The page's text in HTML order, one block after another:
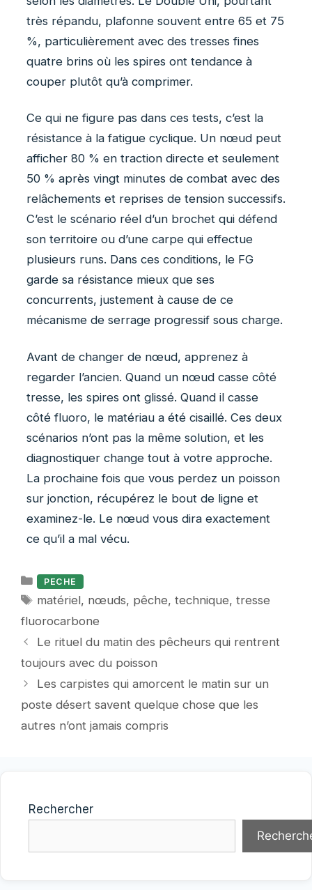
très répandu, plafonne souvent entre 65 et 75
%, particulièrement avec des tresses fines
quatre brins où les spires ont tendance à
couper plutôt qu’à comprimer.
Ce qui ne figure pas dans ces tests, c’est la
résistance à la fatigue cyclique. Un nœud peut
afficher 80 % en traction directe et seulement
50 % après vingt minutes de combat avec des
relâchements et reprises de tension successifs.
C’est le scénario réel d’un brochet qui défend
son territoire ou d’une carpe qui effectue
plusieurs runs. Dans ces conditions, le FG
garde sa résistance mieux que ses
concurrents, justement à cause de ce
mécanisme de serrage progressif sous charge.
Avant de changer de nœud, apprenez à
regarder l’ancien. Quand un nœud casse côté
tresse, les spires ont glissé. Quand il casse
côté fluoro, le matériau a été cisaillé. Ces deux
scénarios n’ont pas la même solution, et les
diagnostiquer change tout à votre approche.
La prochaine fois que vous perdez un poisson
sur jonction, récupérez le bout de ligne et
examinez-le. Le nœud vous dira exactement
ce qu’il a mal vécu.
Catégories
PECHE
Étiquettes
matériel, nœuds, pêche,technique,tresse
fluorocarbone
Le rituel du matin des pêcheurs qui rentrent
toujours avec du poisson
Les carpistes qui amorcent le matin sur un
poste désert savent quelque chose que les
autres n’ont jamais compris
Rechercher